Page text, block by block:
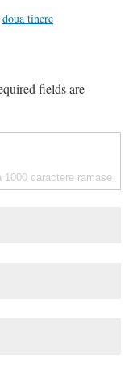
doua tinere
fields are
1000 caractere ramase